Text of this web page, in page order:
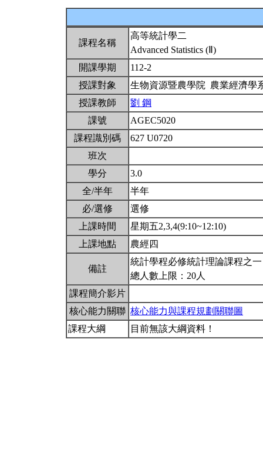
課程名稱
高等統計學二
Advanced Statistics (Ⅱ)
開課學期
112-2
授課對象
生物資源暨農學院 農業經濟
授課教師
劉 鋼
課號
AGEC5020
課程識別碼
627 U0720
班次
學分
3.0
全/半年
半年
必/選修
選修
上課時間
星期五2,3,4(9:10~12:10)
上課地點
農經四
備註
統計學程必修統計理論課程之一
總人數上限：20人
課程簡介影片
核心能力關聯 核心能力與課程規劃關聯圖
課程大綱
目前無該大綱資料！